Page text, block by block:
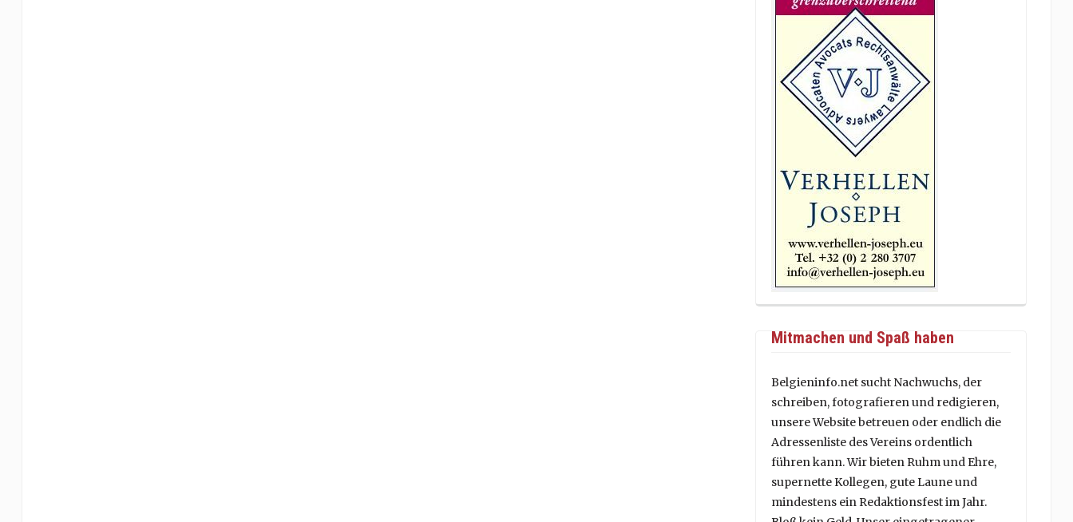
Mitmachen und Spaß haben
Belgieninfo.net sucht Nachwuchs, der
schreiben, fotografieren und redigieren,
unsere Website betreuen oder endlich die
Adressenliste des Vereins ordentlich
führen kann. Wir bieten Ruhm und Ehre,
supernette Kollegen, gute Laune und
mindestens ein Redaktionsfest im Jahr.